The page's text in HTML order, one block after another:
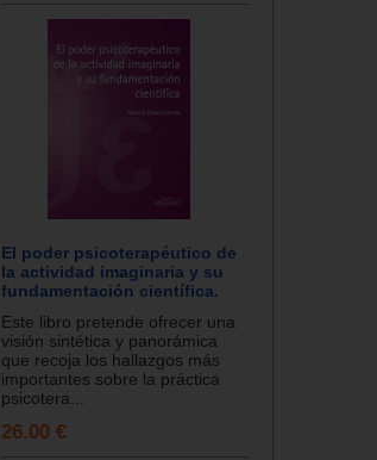
El poder psicoterapéutico de
la actividad imaginaria y su
fundamentación científica.
Este libro pretende ofrecer una
visión sintética y panorámica
que recoja los hallazgos más
importantes sobre la práctica
psicotera...
26.00 €